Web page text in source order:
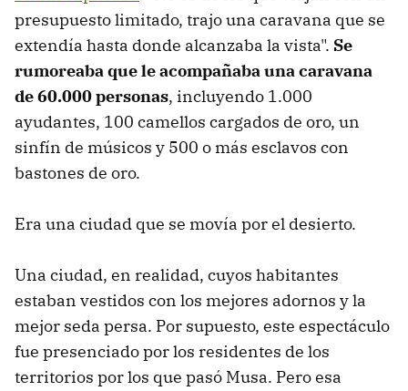
presupuesto limitado, trajo una caravana que se
extendía hasta donde alcanzaba la vista". Se
rumoreaba que le acompañaba una caravana
de 60.000 personas, incluyendo 1.000
ayudantes, 100 camellos cargados de oro, un
sinfín de músicos y 500 o más esclavos con
bastones de oro.
Era una ciudad que se movía por el desierto.
Una ciudad, en realidad, cuyos habitantes
estaban vestidos con los mejores adornos y la
mejor seda persa. Por supuesto, este espectáculo
fue presenciado por los residentes de los
territorios por los que pasó Musa. Pero esa